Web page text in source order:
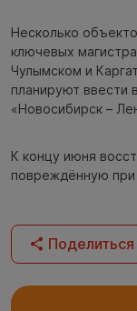
Несколько
ключевых
Чулымском и
планируют ввести
«Новосибирск –
К концу июня
повреждённую
Поделиться